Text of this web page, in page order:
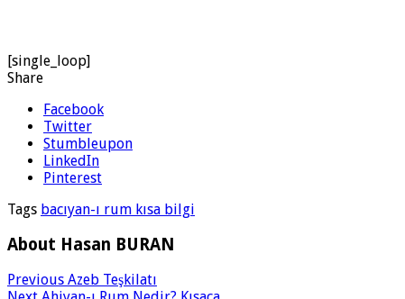
[single_loop]
Share
Facebook
Twitter
Stumbleupon
LinkedIn
Pinterest
Tags bacıyan-ı rum kısa bilgi
About Hasan BURAN
Previous Azeb Teşkilatı